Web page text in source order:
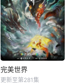
完美世界
更新至第281集